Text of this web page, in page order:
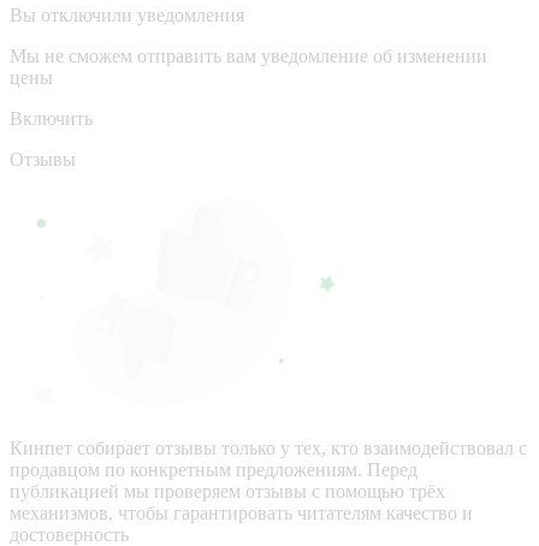
Вы отключили уведомления
Мы не сможем отправить вам уведомление об изменении
цены
Включить
Отзывы
Кинпет собирает отзывы только у тех, кто взаимодействовал с
продавцом по конкретным предложениям. Перед
публикацией мы проверяем отзывы с помощью трёх
механизмов, чтобы гарантировать читателям качество и
достоверность